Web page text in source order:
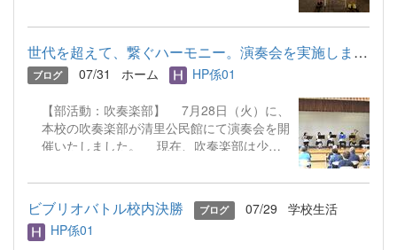
で入賞することができました。 予選の１投
目で自己記録を更新し、予選を通過。 決勝
でも２投目で自己記録を大幅に更新し、見事
４位入賞を果たしました。 試合前のランキ
し、２年生ながら全国大会の表彰台に立つこ
とができました。 今年のインターハイは、
暑熱対策ということでナイターゲームでの実
１時～と調整が難しい部分が多くありまし
た。そのような環境で自己記録を更新し、入
賞することができたのは、本人の日頃の成果
です。 まだ２年生という事で、今後の活躍
世代を超えて、繋ぐハーモニー。演奏会を実施しました！
ブログ 07/31 ホーム HP係01
【部活動：吹奏楽部】 7月28日（火）に、
本校の吹奏楽部が清里公民館にて演奏会を開
催いたしました。 現在、吹奏楽部は少人
に加わり、心を込めた音色をお届けしまし
た！ 演奏曲の中では、名曲「ふるさと」
や中島みゆきさんの「糸」を披露。地域の皆
さまも演奏に合わせて一緒に歌ってくださ
ビブリオバトル校内決勝 ブログ 07/29
学校生活
HP係01